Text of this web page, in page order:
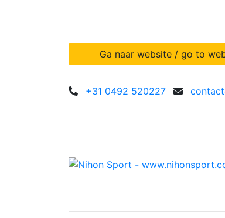
Ga naar website / go to
+31 0492 520227